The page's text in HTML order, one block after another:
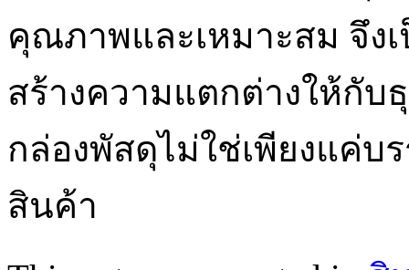
คุณภาพและเหมาะสม จึง
สร้างความแตกต่างให้กับ
กล่องพัสดุไม่ใช่เพียงแค่
สินค้า